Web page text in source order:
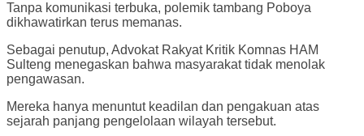
Tanpa komunikasi terbuka, polemik tambang Poboya
dikhawatirkan terus memanas.
Sebagai penutup, Advokat Rakyat Kritik Komnas HAM
Sulteng menegaskan bahwa masyarakat tidak menolak
pengawasan.
Mereka hanya menuntut keadilan dan pengakuan atas
sejarah panjang pengelolaan wilayah tersebut.